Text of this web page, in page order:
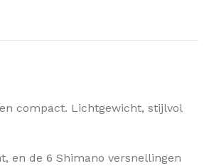
compact. Lichtgewicht, stijlvol
en de 6 Shimano versnellingen